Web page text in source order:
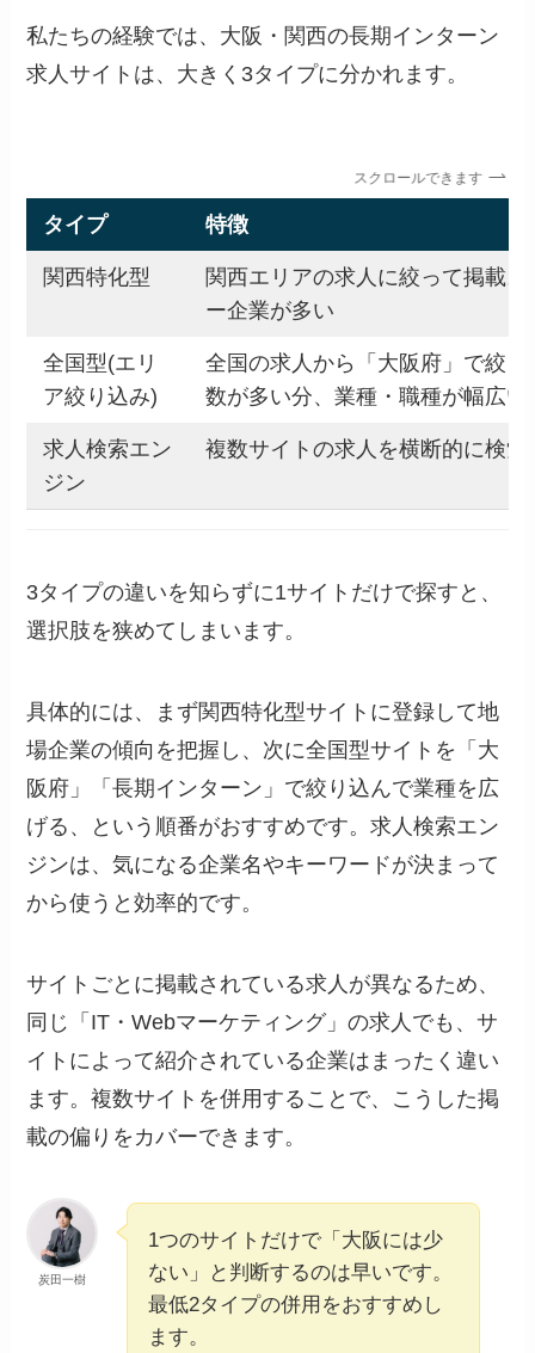
私たちの経験では、大阪・関西の長期インターン
求人サイトは、大きく3タイプに分かれます。
スクロールできます
タイプ 特徴
関西特化型
関西エリアの求人に絞って掲載
ー企業が多い
全国型(エリ
ア絞り込み)
全国の求人から「大阪府」で絞
数が多い分、業種・職種が幅広い
求人検索エン
ジン
複数サイトの求人を横断的に検索
3タイプの違いを知らずに1サイトだけで探すと、
選択肢を狭めてしまいます。
具体的には、まず関西特化型サイトに登録して地
場企業の傾向を把握し、次に全国型サイトを「大
阪府」「長期インターン」で絞り込んで業種を広
げる、という順番がおすすめです。求人検索エン
ジンは、気になる企業名やキーワードが決まって
から使うと効率的です。
サイトごとに掲載されている求人が異なるため、
同じ「IT・Webマーケティング」の求人でも、サ
イトによって紹介されている企業はまったく違い
ます。複数サイトを併用することで、こうした掲
載の偏りをカバーできます。
炭田一樹
1つのサイトだけで「大阪には少
ない」と判断するのは早いです。
最低2タイプの併用をおすすめし
ます。